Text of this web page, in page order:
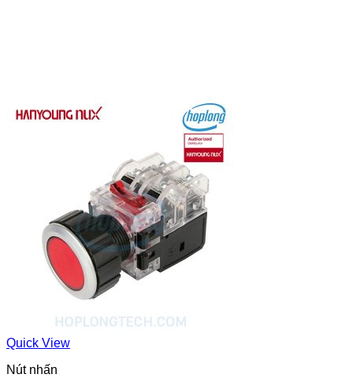
Quick View
Nút nhấn